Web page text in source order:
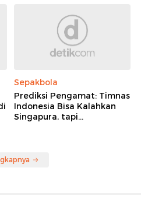
Sepakbola
Prediksi Pengamat: Timnas
Indonesia Bisa Kalahkan
Singapura, tapi...